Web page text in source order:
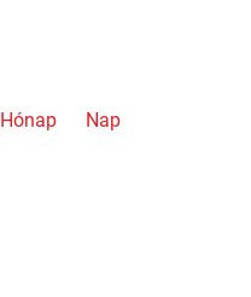
Esemény
nézet
Hónap Nap